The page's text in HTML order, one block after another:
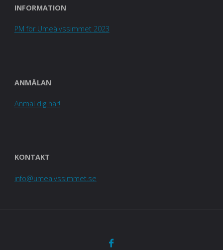
INFORMATION
PM för Umeälvssimmet 2023
ANMÄLAN
Anmäl dig här!
KONTAKT
info@umealvssimmet.se